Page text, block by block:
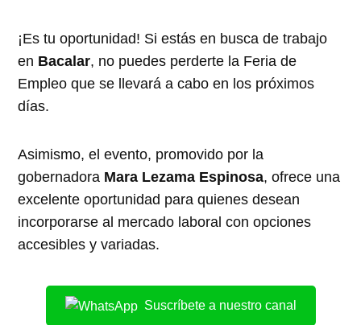
¡Es tu oportunidad! Si estás en busca de trabajo
en Bacalar, no puedes perderte la Feria de
Empleo que se llevará a cabo en los próximos
días.
Asimismo, el evento, promovido por la
gobernadora Mara Lezama Espinosa, ofrece una
excelente oportunidad para quienes desean
incorporarse al mercado laboral con opciones
accesibles y variadas.
Suscríbete a nuestro canal